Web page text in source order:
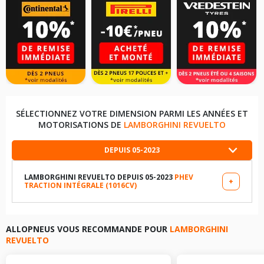
SÉLECTIONNEZ VOTRE DIMENSION PARMI LES ANNÉES ET
MOTORISATIONS DE LAMBORGHINI REVUELTO
DEPUIS 05-2023
LAMBORGHINI REVUELTO DEPUIS 05-2023 PHEV
TRACTION INTÉGRALE (1016CV)
+
ALLOPNEUS VOUS RECOMMANDE POUR LAMBORGHINI
REVUELTO